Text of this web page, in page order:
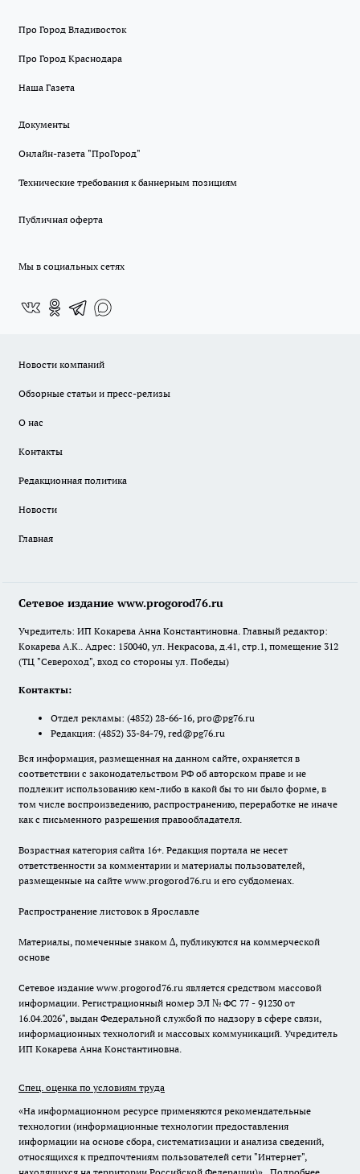
Про Город Владивосток
Про Город Краснодара
Наша Газета
Документы
Онлайн-газета "ПроГород"
Технические требования к баннерным позициям
Публичная оферта
Мы в социальных сетях
Новости компаний
Обзорные статьи и пресс-релизы
О нас
Контакты
Редакционная политика
Новости
Главная
Сетевое издание www.progorod76.ru
Учредитель: ИП Кокарева Анна Константиновна. Главный редактор:
Кокарева А.К.. Адрес: 150040, ул. Некрасова, д.41, стр.1, помещение 312
(ТЦ "Североход", вход со стороны ул. Победы)
Контакты:
Отдел рекламы: (4852) 28-66-16, pro@pg76.ru
Редакция: (4852) 33-84-79, red@pg76.ru
Вся информация, размещенная на данном сайте, охраняется в
соответствии с законодательством РФ об авторском праве и не
подлежит использованию кем-либо в какой бы то ни было форме, в
том числе воспроизведению, распространению, переработке не иначе
как с письменного разрешения правообладателя.
Возрастная категория сайта 16+. Редакция портала не несет
ответственности за комментарии и материалы пользователей,
размещенные на сайте www.progorod76.ru и его субдоменах.
Распространение листовок в Ярославле
Материалы, помеченные знаком ∆, публикуются на коммерческой
основе
Сетевое издание www.progorod76.ru является средством массовой
информации. Регистрационный номер ЭЛ № ФС 77 - 91230 от
16.04.2026", выдан Федеральной службой по надзору в сфере связи,
информационных технологий и массовых коммуникаций. Учредитель
ИП Кокарева Анна Константиновна.
Спец. оценка по условиям труда
«На информационном ресурсе применяются рекомендательные
технологии (информационные технологии предоставления
информации на основе сбора, систематизации и анализа сведений,
относящихся к предпочтениям пользователей сети "Интернет",